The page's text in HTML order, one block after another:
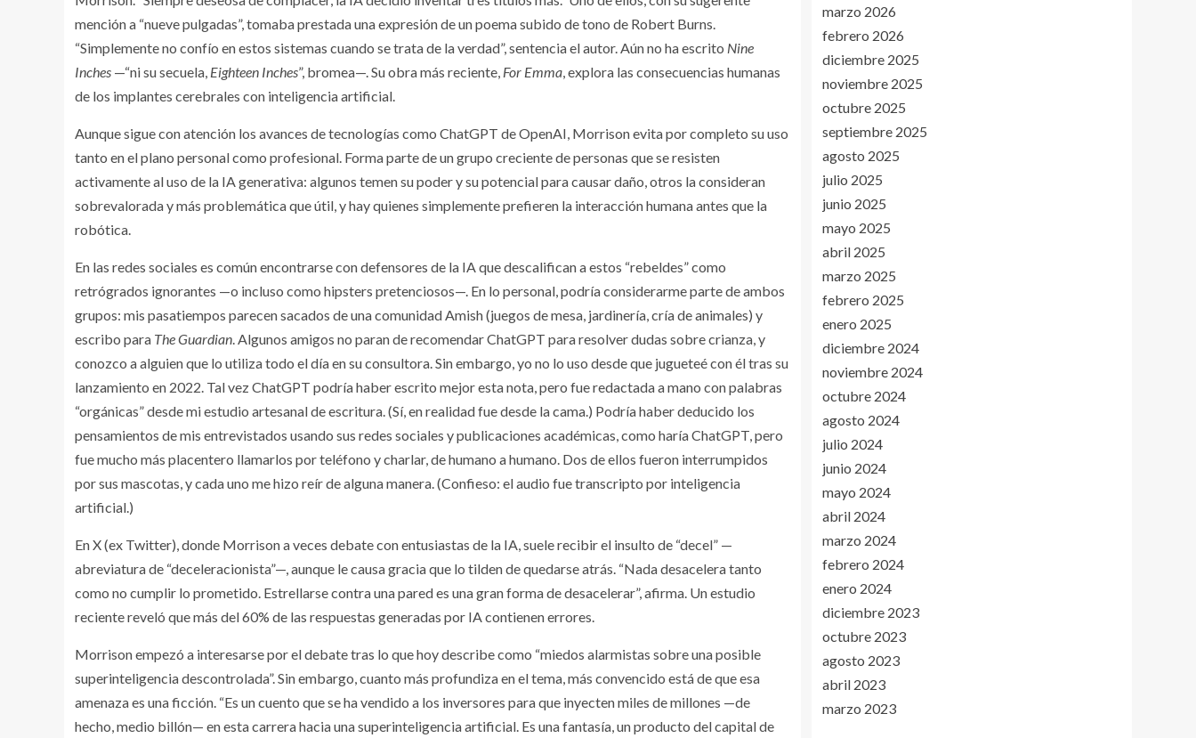
mención a “nueve pulgadas”, tomaba prestada una expresión de un poema subido de tono de Robert Burns.
“Simplemente no confío en estos sistemas cuando se trata de la verdad”, sentencia el autor. Aún no ha escrito Nine
Inches —“ni su secuela, Eighteen Inches”, bromea—. Su obra más reciente, For Emma , explora las consecuencias humanas
de los implantes cerebrales con inteligencia artificial.
Aunque sigue con atención los avances de tecnologías como ChatGPT de OpenAI, Morrison evita por completo su uso
tanto en el plano personal como profesional. Forma parte de un grupo creciente de personas que se resisten
activamente al uso de la IA generativa: algunos temen su poder y su potencial para causar daño, otros la consideran
sobrevalorada y más problemática que útil, y hay quienes simplemente prefieren la interacción humana antes que la
robótica.
En las redes sociales es común encontrarse con defensores de la IA que descalifican a estos “rebeldes” como
retrógrados ignorantes —o incluso como hipsters pretenciosos—. En lo personal, podría considerarme parte de ambos
grupos: mis pasatiempos parecen sacados de una comunidad Amish (juegos de mesa, jardinería, cría de animales) y
escribo para The Guardian . Algunos amigos no paran de recomendar ChatGPT para resolver dudas sobre crianza, y
conozco a alguien que lo utiliza todo el día en su consultora. Sin embargo, yo no lo uso desde que jugueteé con él tras su
lanzamiento en 2022. Tal vez ChatGPT podría haber escrito mejor esta nota, pero fue redactada a mano con palabras
“orgánicas” desde mi estudio artesanal de escritura. (Sí, en realidad fue desde la cama.) Podría haber deducido los
pensamientos de mis entrevistados usando sus redes sociales y publicaciones académicas, como haría ChatGPT, pero
fue mucho más placentero llamarlos por teléfono y charlar, de humano a humano. Dos de ellos fueron interrumpidos
por sus mascotas, y cada uno me hizo reír de alguna manera. (Confieso: el audio fue transcripto por inteligencia
artificial.)
En X (ex Twitter), donde Morrison a veces debate con entusiastas de la IA, suele recibir el insulto de “decel” —
abreviatura de “deceleracionista”—, aunque le causa gracia que lo tilden de quedarse atrás. “Nada desacelera tanto
como no cumplir lo prometido. Estrellarse contra una pared es una gran forma de desacelerar”, afirma. Un estudio
reciente reveló que más del 60% de las respuestas generadas por IA contienen errores.
Morrison empezó a interesarse por el debate tras lo que hoy describe como “miedos alarmistas sobre una posible
superinteligencia descontrolada”. Sin embargo, cuanto más profundiza en el tema, más convencido está de que esa
amenaza es una ficción. “Es un cuento que se ha vendido a los inversores para que inyecten miles de millones —de
hecho, medio billón— en esta carrera hacia una superinteligencia artificial. Es una fantasía, un producto del capital de
marzo 2026
febrero 2026
diciembre 2025
noviembre 2025
octubre 2025
septiembre 2025
agosto 2025
julio 2025
junio 2025
mayo 2025
abril 2025
marzo 2025
febrero 2025
enero 2025
diciembre 2024
noviembre 2024
octubre 2024
agosto 2024
julio 2024
junio 2024
mayo 2024
abril 2024
marzo 2024
febrero 2024
enero 2024
diciembre 2023
octubre 2023
agosto 2023
abril 2023
marzo 2023